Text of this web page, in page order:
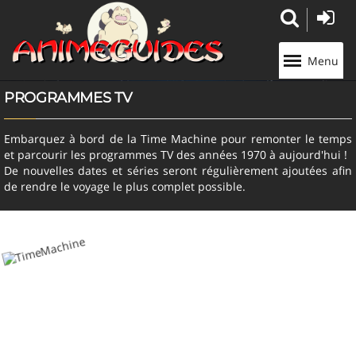
Menu
PROGRAMMES TV
Embarquez à bord de la Time Machine pour remonter le temps
et parcourir les programmes TV des années 1970 à aujourd'hui !
De nouvelles dates et séries seront régulièrement ajoutées afin
de rendre le voyage le plus complet possible.
Panneau de gestion des cookies